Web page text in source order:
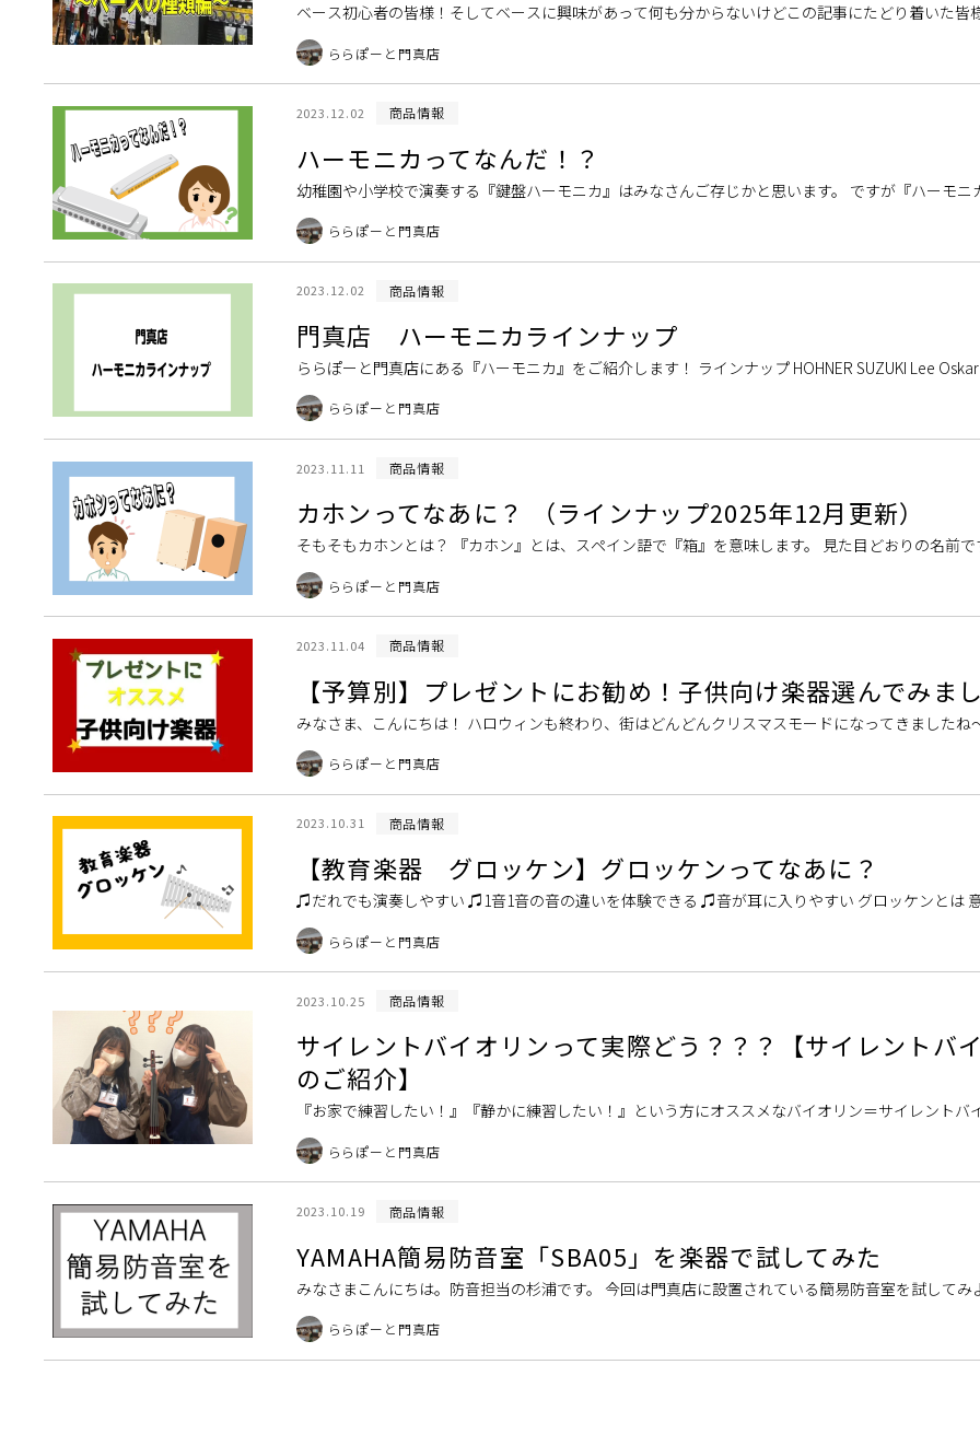
ベース初心者の皆様！そしてベースに興味があって何も分からないけどこの記事にたどり着いた皆
ちは！！ベース担当の中尾です！！ 今回は皆様にベースの種類 […]
ららぽーと門真店
2023.12.02 商品情報
ハーモニカってなんだ！？
幼稚園や小学校で演奏する『鍵盤ハーモニカ』はみなさんご存じかと思います。 ですが『ハーモニ
言葉だけで聞くとイメージしにくいかもしれません、、。 ・ど […]
ららぽーと門真店
2023.12.02 商品情報
門真店 ハーモニカラインナップ
ららぽーと門真店にある『ハーモニカ』をご紹介します！ ラインナップ HOHNER SUZUKI Lee Oskar
ボ 番外編 通常の大き […]
ららぽーと門真店
2023.11.11 商品情報
カホンってなあに？ （ラインナップ2025年12月更新）
そもそもカホンとは？ 『カホン』とは、スペイン語で『箱』を意味します。 見た目どおりの名前で
て、だいたいどこかの面には穴が空いております！ 中を覗 […]
ららぽーと門真店
2023.11.04 商品情報
【予算別】プレゼントにお勧め！子供向け楽器選んでみま
みなさま、こんにちは！ ハロウィンも終わり、街はどんどんクリスマスモードになってきましたね
ことで、お子様向けのプレゼントにお勧めな楽器を選んでみま […]
ららぽーと門真店
2023.10.31 商品情報
【教育楽器 グロッケン】グロッケンってなあに？
♫だれでも演奏しやすい ♫1音1音の音の違いを体験できる ♫音が耳に入りやすい グロッケンとは
で「鐘（Glocken）を鳴らすもの（Spiel […]
ららぽーと門真店
2023.10.25 商品情報
サイレントバイオリンって実際どう？？？【サイレントバ
のご紹介】
『お家で練習したい！』『静かに練習したい！』という方にオススメなバイオリン＝サイレントバ
う楽器はご存知でしょうか？？ 実際にスタッフが感じた、楽器 […]
ららぽーと門真店
2023.10.19 商品情報
YAMAHA簡易防音室「SBA05」を楽器で試してみた
みなさまこんにちは。防音担当の杉浦です。 今回は門真店に設置されている簡易防音室を試してみ
ます。 ちなみに門真店の簡易防音室には防音マットと吸音パネ […]
ららぽーと門真店